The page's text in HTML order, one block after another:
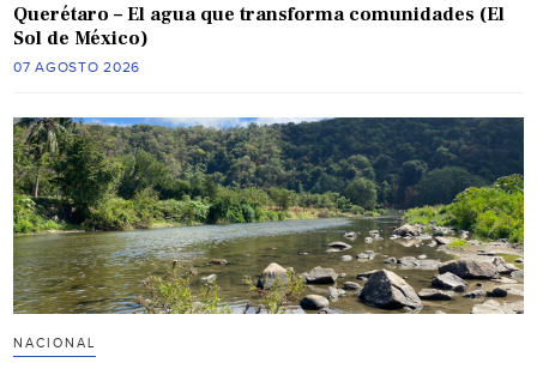
Querétaro – El agua que transforma comunidades (El
Sol de México)
07 AGOSTO 2026
NACIONAL